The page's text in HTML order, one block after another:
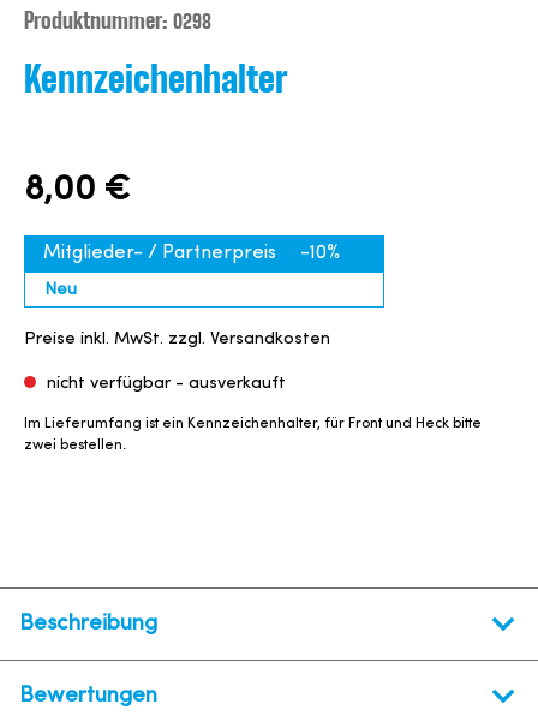
Produktnummer: 0298
Kennzeichenhalter
8,00 €
Mitglieder- / Partnerpreis -10%
Neu
Preise inkl. MwSt. zzgl. Versandkosten
nicht verfügbar - ausverkauft
Im Lieferumfang ist ein Kennzeichenhalter, für Front und Heck bitte
zwei bestellen.
Beschreibung
Bewertungen